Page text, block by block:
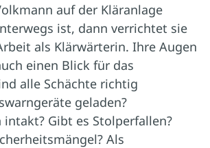
auf der Kläranlage
ist, dann verrichtet sie
als Klärwärterin. Ihre Augen
einen Blick für das
alle Schächte richtig
geladen?
Gibt es Stolperfallen?
Als